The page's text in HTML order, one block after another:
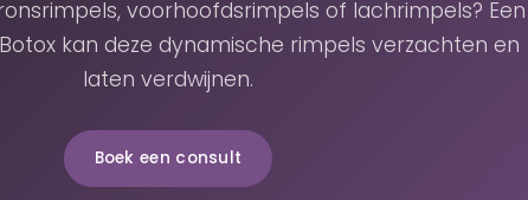
voorhoofdsrimpels of lachrimpels? Een
kan deze dynamische rimpels verzachten en
laten verdwijnen.
Boek een consult